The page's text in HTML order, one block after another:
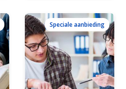
Speciale aanbieding